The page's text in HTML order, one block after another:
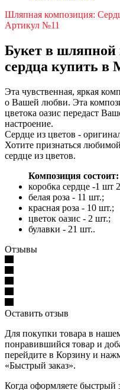
Шляпная композиция:
Артикул №11
Букет в шляпной
сердца купить в
Эта чувственная, яркая
о Вашей любви. Эта
цветока оазис передаст
настроение.
Сердце из цветов -
Хотите признаться
сердце из цветов.
Композиция состоит:
коробка сердце -1 шт
белая роза - 11 шт.;
красная роза - 10 шт.;
цветок оазис - 2 шт.;
булавки - 21 шт..
Отзывы
Оставить отзыв
Для покупки товара в
понравившийся товар и
перейдите в Корзину и
«Быстрый заказ».
Когда оформляете